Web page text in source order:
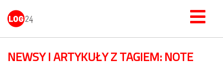
NEWSY I ARTYKUŁY Z TAGIEM: NOTE